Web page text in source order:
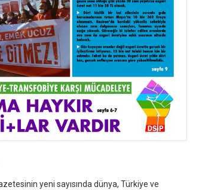
yeni sayısında dünya, Türkiye ve